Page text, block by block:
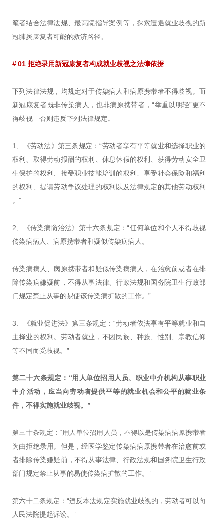
笔者结合法律法规、最高院指导案例等，探索遭遇就业歧视的新
冠肺炎康复者可能的救济路径。
# 01 拒绝录用新冠康复者构成就业歧视之法律依据
下列法律法规，均规定对于传染病人和病原携带者不得歧视。而
新冠康复者既非传染病人，也非病原携带者，“举重以明轻”更不
得歧视，否则违反下列法律规定。
1、《劳动法》第三条规定：“劳动者享有平等就业和选择职业的
权利、取得劳动报酬的权利、休息休假的权利、获得劳动安全卫
生保护的权利、接受职业技能培训的权利、享受社会保险和福利
的权利、提请劳动争议处理的权利以及法律规定的其他劳动权利
。”
2、《传染病防治法》第十六条规定：“任何单位和个人不得歧视
传染病病人、病原携带者和疑似传染病病人。
传染病病人、病原携带者和疑似传染病病人，在治愈前或者在排
除传染病嫌疑前，不得从事法律、行政法规和国务院卫生行政部
门规定禁止从事的易使该传染病扩散的工作。”
3、《就业促进法》第三条规定：“劳动者依法享有平等就业和自
主择业的权利。劳动者就业，不因民族、种族、性别、宗教信仰
等不同而受歧视。”
第二十六条规定：“用人单位招用人员、职业中介机构从事职业
中介活动，应当向劳动者提供平等的就业机会和公平的就业条
件，不得实施就业歧视。”
第三十条规定：“用人单位招用人员，不得以是传染病病原携带者
为由拒绝录用。但是，经医学鉴定传染病病原携带者在治愈前或
者排除传染嫌疑前，不得从事法律、行政法规和国务院卫生行政
部门规定禁止从事的易使传染病扩散的工作。”
第六十二条规定：“违反本法规定实施就业歧视的，劳动者可以向
人民法院提起诉讼。”